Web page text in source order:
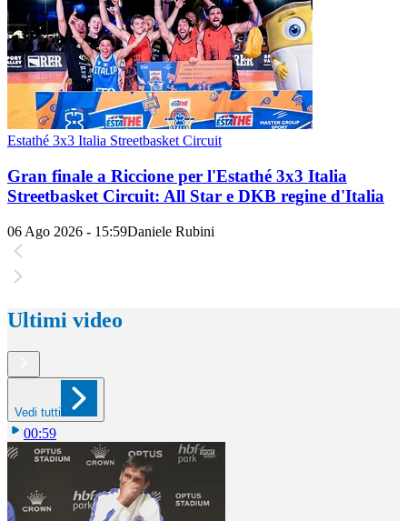
Estathé 3x3 Italia Streetbasket Circuit
Gran finale a Riccione per l'Estathé 3x3 Italia
Streetbasket Circuit: All Star e DKB regine d'Italia
06 Ago 2026 - 15:59Daniele Rubini
Ultimi video
Vedi tutti
00:59